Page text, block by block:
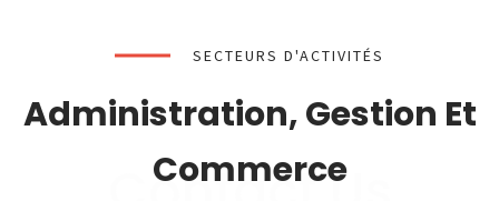
SECTEURS D'ACTIVITÉS
Administration, Gestion Et
Commerce